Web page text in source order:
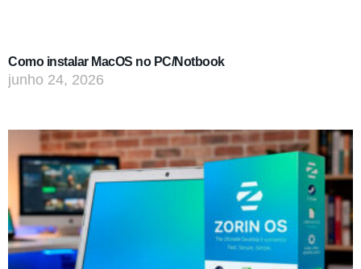
Como instalar MacOS no PC/Notbook
junho 24, 2026